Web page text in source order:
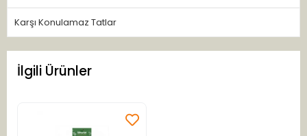
Karşı Konulamaz Tatlar
İlgili Ürünler